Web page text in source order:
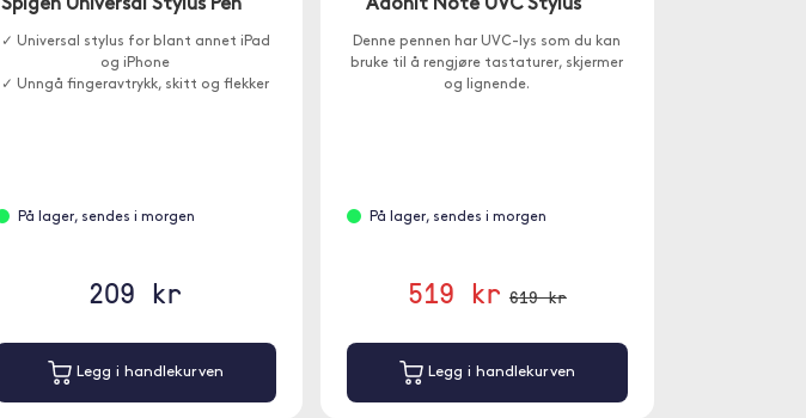
Spigen Universal Stylus Pen
✓ Universal stylus for blant annet iPad
og iPhone
✓ Unngå fingeravtrykk, skitt og flekker
På lager, sendes i morgen
209 kr
Legg i handlekurven
Adonit Note UVC Stylus
Denne pennen har UVC-lys som du kan
bruke til å rengjøre tastaturer, skjermer
og lignende.
På lager, sendes i morgen
519 kr 619 kr
Legg i handlekurven